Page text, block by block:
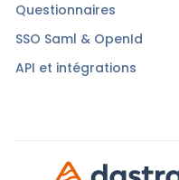
Questionnaires
SSO Saml & OpenId
API et intégrations